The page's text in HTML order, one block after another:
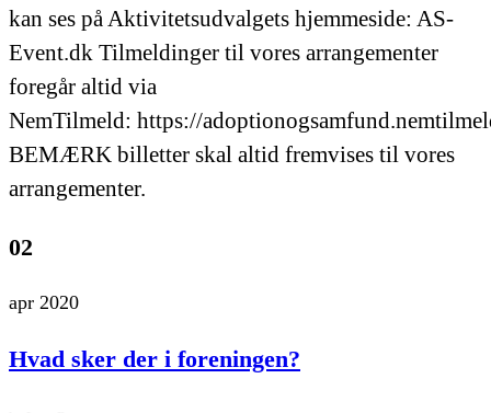
kan ses på Aktivitetsudvalgets hjemmeside: AS-
Event.dk Tilmeldinger til vores arrangementer
foregår altid via
NemTilmeld: https://
BEMÆRK billetter skal altid fremvises til vores
arrangementer.
02
apr 2020
Hvad sker der i foreningen?